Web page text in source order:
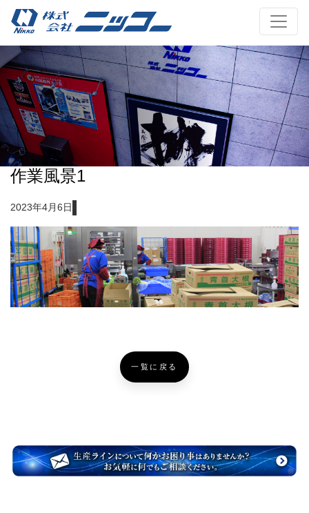
作業風景1
2023年4月6日
一覧に戻る